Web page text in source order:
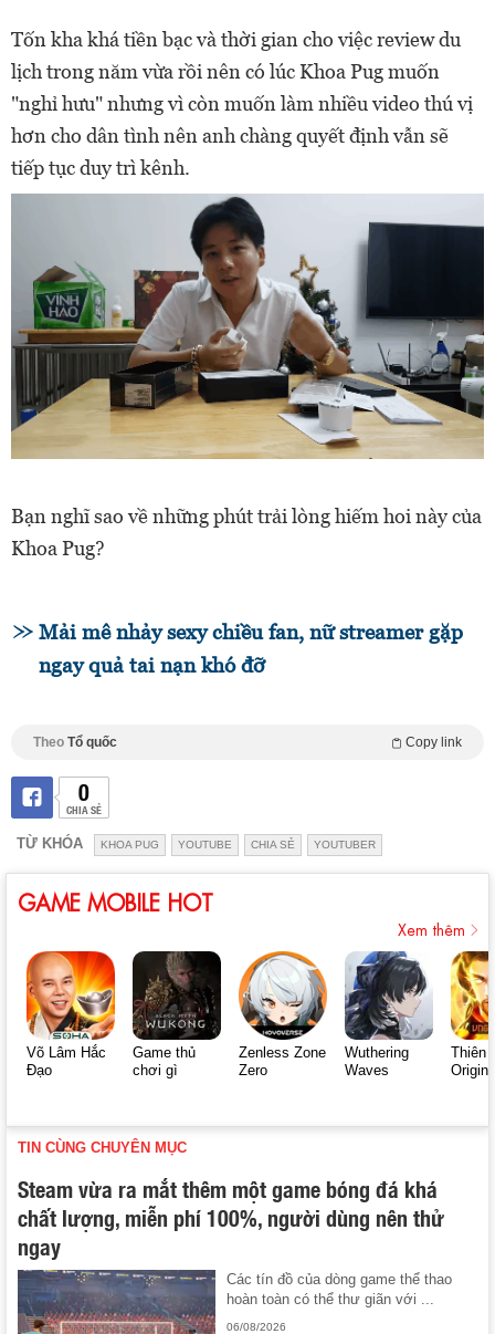
Tốn kha khá tiền bạc và thời gian cho việc review du
lịch trong năm vừa rồi nên có lúc Khoa Pug muốn
"nghỉ hưu" nhưng vì còn muốn làm nhiều video thú vị
hơn cho dân tình nên anh chàng quyết định vẫn sẽ
tiếp tục duy trì kênh.
Bạn nghĩ sao về những phút trải lòng hiếm hoi này của
Khoa Pug?
Mải mê nhảy sexy chiều fan, nữ streamer gặp
ngay quả tai nạn khó đỡ
Theo Tổ quốc Copy link
0
CHIA SẺ
TỪ KHÓA KHOA PUG YOUTUBE CHIA SẺ YOUTUBER
GAME MOBILE HOT
Xem thêm
Võ Lâm Hắc
Đạo
Game thủ
chơi gì
Zenless Zone
Zero
Wuthering
Waves
Thiên
Origin
TIN CÙNG CHUYÊN MỤC
Steam vừa ra mắt thêm một game bóng đá khá
chất lượng, miễn phí 100%, người dùng nên thử
ngay
Các tín đồ của dòng game thể thao
hoàn toàn có thể thư giãn với ...
06/08/2026